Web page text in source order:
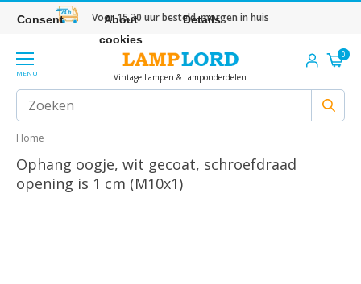
Voor 15.30 uur besteld, morgen in huis
MENU Vintage Lampen & Lamponderdelen
0
Home
Ophang oogje, wit gecoat, schroefdraad
opening is 1 cm (M10x1)
Consent
About
cookies
Details